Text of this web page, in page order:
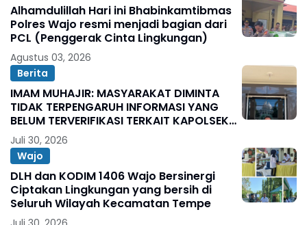
Alhamdulillah Hari ini Bhabinkamtibmas
Polres Wajo resmi menjadi bagian dari
PCL (Penggerak Cinta Lingkungan)
Agustus 03, 2026
Berita
IMAM MUHAJIR: MASYARAKAT DIMINTA
TIDAK TERPENGARUH INFORMASI YANG
BELUM TERVERIFIKASI TERKAIT KAPOLSEK
BOLO
Juli 30, 2026
Wajo
DLH dan KODIM 1406 Wajo Bersinergi
Ciptakan Lingkungan yang bersih di
Seluruh Wilayah Kecamatan Tempe